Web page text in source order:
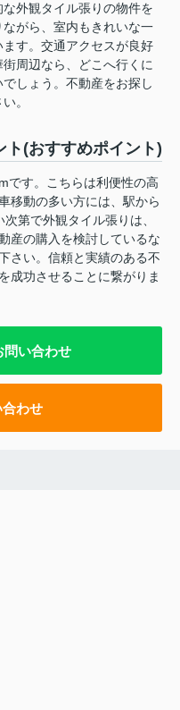
外観タイル張りの物件を
がら、室内もきれいな一
す。交通アクセスが良好
周辺なら、どこへ行くに
しょう。不動産をお探し
。
ト(おすすめポイント)
です。こちらは利便性の高
移動の多い方には、駅から
第で外観タイル張りは、
産の購入を検討しているな
さい。信頼と実績のある不
成功させることに繋がりま
問い合わせ
わせ